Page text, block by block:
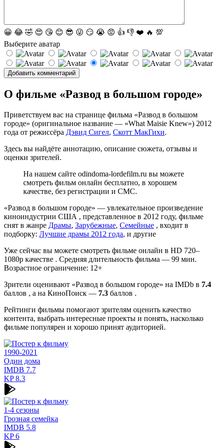
😀 😂 🤣 😍 😘 😊 😎 😜 😏 😭 😡 👍 👎 ❤️ 🔥 💯
Выберите аватар
О фильме «Развод в большом городе»
Приветствуем вас на странице фильма «Развод в большом
городе» (оригинальное название — «What Maisie Knew») 2012
года от режиссёра Дэвид Сигел, Скотт МакГихи.
Здесь вы найдёте аннотацию, описание сюжета, отзывы и
оценки зрителей.
На нашем сайте odindoma-lordefilm.ru вы можете
смотреть фильм онлайн бесплатно, в хорошем
качестве, без регистрации и СМС.
«Развод в большом городе» — увлекательное произведение
киноиндустрии США , представленное в 2012 году, фильме
снят в жанре Драмы, Зарубежные, Семейные , входит в
подборку: Лучшие драмы 2012 года, и другие
Уже сейчас вы можете смотреть фильме онлайн в HD 720–
1080p качестве . Средняя длительность фильма — 99 мин.
Возрастное ограничение: 12+
Зрители оценивают «Развод в большом городе» на IMDb в 7.4
баллов , а на КиноПоиск — 7.3 баллов .
Рейтинги фильмы помогают зрителям оценить качество
контента, выбрать интересные проекты и понять, насколько
фильме популярен и хорошо принят аудиторией.
1990-2021
Один дома
IMDB 7.7
KP8.3
1-4 сезоны
Грозная семейка
IMDB 5.8
KP6